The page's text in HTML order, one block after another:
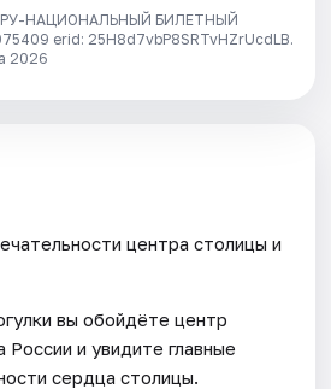
НАЦИОНАЛЬНЫЙ БИЛЕТНЫЙ
erid: 25H8d7vbP8SRTvHZrUcdLB.
2026
центра столицы и
вы обойдёте центр
России и увидите главные
сердца столицы.